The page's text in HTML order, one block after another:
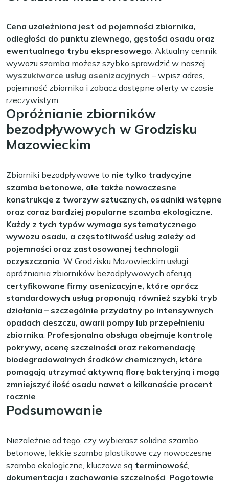
Cena uzależniona jest od pojemności zbiornika,
odległości do punktu zlewnego, gęstości osadu oraz
ewentualnego trybu ekspresowego. Aktualny cennik
wywozu szamba możesz szybko sprawdzić w naszej
wyszukiwarce usług asenizacyjnych – wpisz adres,
pojemność zbiornika i zobacz dostępne oferty w czasie
rzeczywistym.
Opróżnianie zbiorników
bezodpływowych w Grodzisku
Mazowieckim
Zbiorniki bezodpływowe to nie tylko tradycyjne
szamba betonowe, ale także nowoczesne
konstrukcje z tworzyw sztucznych, osadniki wstępne
oraz coraz bardziej popularne szamba ekologiczne.
Każdy z tych typów wymaga systematycznego
wywozu osadu, a częstotliwość usług zależy od
pojemności oraz zastosowanej technologii
oczyszczania. W Grodzisku Mazowieckim usługi
opróżniania zbiorników bezodpływowych oferują
certyfikowane firmy asenizacyjne, które oprócz
standardowych usług proponują również szybki tryb
działania – szczególnie przydatny po intensywnych
opadach deszczu, awarii pompy lub przepełnieniu
zbiornika. Profesjonalna obsługa obejmuje kontrolę
pokrywy, ocenę szczelności oraz rekomendację
biodegradowalnych środków chemicznych, które
pomagają utrzymać aktywną florę bakteryjną i mogą
zmniejszyć ilość osadu nawet o kilkanaście procent
rocznie.
Podsumowanie
Niezależnie od tego, czy wybierasz solidne szambo
betonowe, lekkie szambo plastikowe czy nowoczesne
szambo ekologiczne, kluczowe są terminowość,
dokumentacja i zachowanie szczelności. Pogotowie